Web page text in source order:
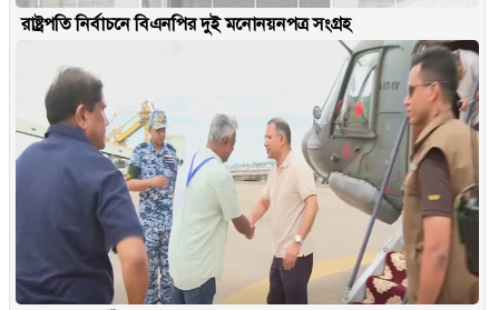
রাষ্ট্রপতি নির্বাচনে বিএনপির দুই মনোনয়নপত্র সংগ্রহ